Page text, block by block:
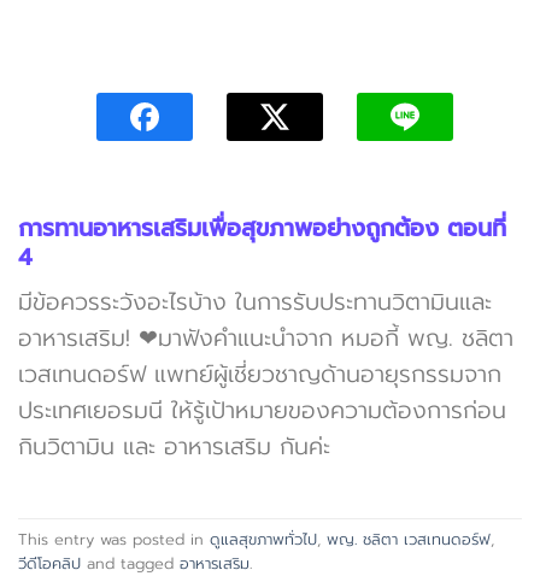
การทานอาหารเสริมเพื่อสุขภาพอย่างถูกต้อง ตอนที่
4
มีข้อควรระวังอะไรบ้าง ในการรับประทานวิตามินและ
อาหารเสริม! ❤มาฟังคำแนะนำจาก หมอกี้ พญ. ชลิตา
เวสเทนดอร์ฟ แพทย์ผู้เชี่ยวชาญด้านอายุรกรรมจาก
ประเทศเยอรมนี ให้รู้เป้าหมายของความต้องการก่อน
กินวิตามิน และ อาหารเสริม กันค่ะ
This entry was posted in ดูแลสุขภาพทั่วไป, พญ. ชลิตา เวสเทนดอร์ฟ,
วีดีโอคลิป and tagged อาหารเสริม.